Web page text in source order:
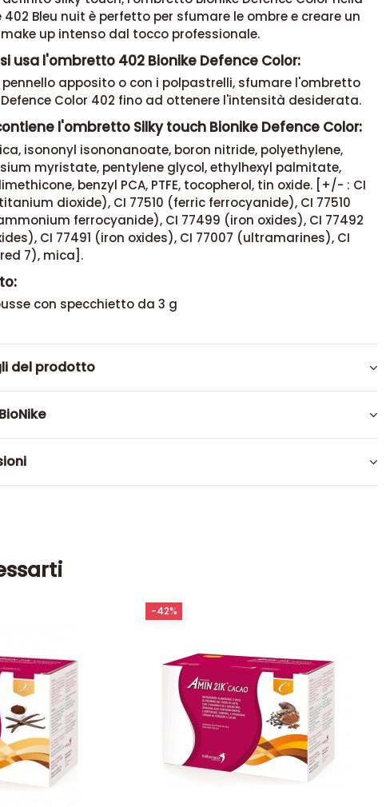
402 Bleu nuit è perfetto per sfumare le ombre e creare un
up intenso dal tocco professionale.
usa l'ombretto 402 Bionike Defence Color:
pennello apposito o con i polpastrelli, sfumare l'ombretto
Defence Color 402 fino ad ottenere l'intensità desiderata.
l'ombretto Silky touch Bionike Defence Color:
isononyl isononanoate, boron nitride, polyethylene,
myristate, pentylene glycol, ethylhexyl palmitate,
benzyl PCA, PTFE, tocopherol, tin oxide. [+/- : CI
dioxide), CI 77510 (ferric ferrocyanide), CI 77510
ferrocyanide), CI 77499 (iron oxides), CI 77492
CI 77491 (iron oxides), CI 77007 (ultramarines), CI
7), mica].
con specchietto da 3 g
del prodotto
-42%